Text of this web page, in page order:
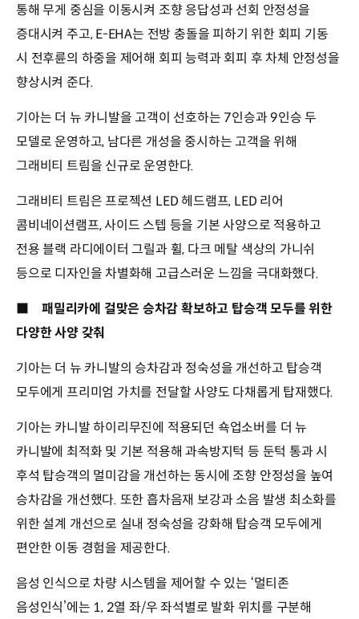
통해 무게 중심을 이동시켜 조향 응답성과 선회 안정성을
증대시켜 주고, E-EHA는 전방 충돌을 피하기 위한 회피 기동
시 전후륜의 하중을 제어해 회피 능력과 회피 후 차체 안정성을
향상시켜 준다.
기아는 더 뉴 카니발을 고객이 선호하는 7인승과 9인승 두
모델로 운영하고, 남다른 개성을 중시하는 고객을 위해
그래비티 트림을 신규로 운영한다.
그래비티 트림은 프로젝션 LED 헤드램프, LED 리어
콤비네이션램프, 사이드 스텝 등을 기본 사양으로 적용하고
전용 블랙 라디에이터 그릴과 휠, 다크 메탈 색상의 가니쉬
등으로 디자인을 차별화해 고급스러운 느낌을 극대화했다.
■
패밀리카에 걸맞은 승차감 확보하고 탑승객 모두를 위한
다양한 사양 갖춰
기아는 더 뉴 카니발의 승차감과 정숙성을 개선하고 탑승객
모두에게 프리미엄 가치를 전달할 사양도 다채롭게 탑재했다.
기아는 카니발 하이리무진에 적용되던 쇽업소버를 더 뉴
카니발에 최적화 및 기본 적용해 과속방지턱 등 둔턱 통과 시
후석 탑승객의 멀미감을 개선하는 동시에 조향 안정성을 높여
승차감을 개선했다. 또한 흡차음재 보강과 소음 발생 최소화를
위한 설계 개선으로 실내 정숙성을 강화해 탑승객 모두에게
편안한 이동 경험을 제공한다.
음성 인식으로 차량 시스템을 제어할 수 있는 ‘멀티존
음성인식’에는 1, 2열 좌/우 좌석별로 발화 위치를 구분해